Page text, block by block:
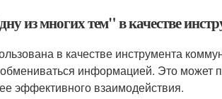
из многих тем" в качестве
в качестве инструмента
информацией. Это может
эффективного взаимодействия.